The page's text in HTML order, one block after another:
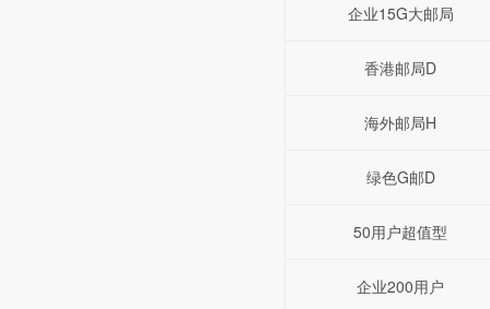
企业15G大邮局
香港邮局D
海外邮局H
绿色G邮D
50用户超值型
企业200用户